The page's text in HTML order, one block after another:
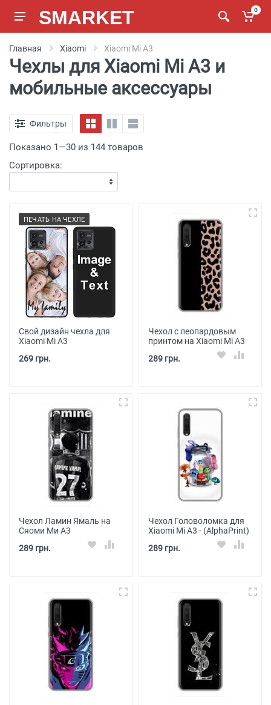
SMARKET 0
Главная Xiaomi Xiaomi Mi A3
Чехлы для Xiaomi Mi A3 и
мобильные аксессуары
Фильтры
Показано 1—30 из 144 товаров
Сортировка:
ПЕЧАТЬ НА ЧЕХЛЕ
Свой дизайн чехла для
Xiaomi Mi A3
269 грн.
Чехол с леопардовым
принтом на Xiaomi Mi A3
289 грн.
Чехол Ламин Ямаль на
Сяоми Ми А3
289 грн.
Чехол Головоломка для
Xiaomi Mi A3 - (AlphaPrint)
289 грн.